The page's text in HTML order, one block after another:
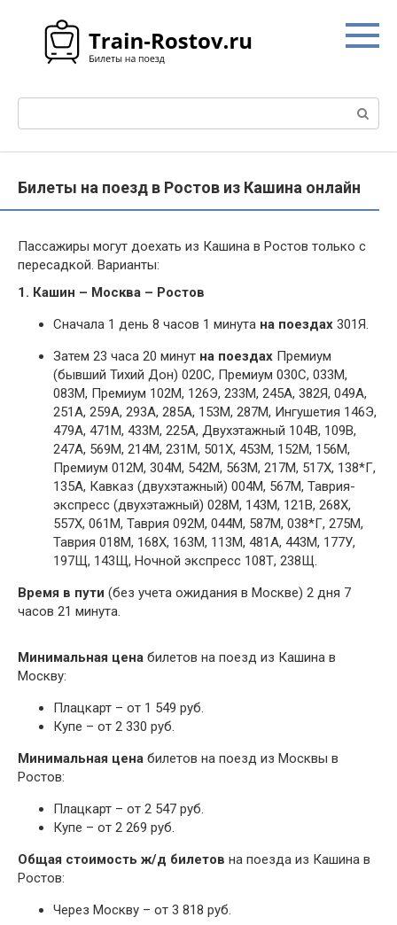
контенту
Билеты на поезд в Ростов из Кашина онлайн
Пассажиры могут доехать из Кашина в Ростов только с
пересадкой. Варианты:
1. Кашин – Москва – Ростов
Сначала 1 день 8 часов 1 минута на поездах 301Я.
Затем 23 часа 20 минут на поездах Премиум
(бывший Тихий Дон) 020С, Премиум 030С, 033М,
083М, Премиум 102М, 126Э, 233М, 245А, 382Я, 049А,
251А, 259А, 293А, 285А, 153М, 287М, Ингушетия 146Э,
479А, 471М, 433М, 225А, Двухэтажный 104В, 109В,
247А, 569М, 214М, 231М, 501Х, 453М, 152М, 156М,
Премиум 012М, 304М, 542М, 563М, 217М, 517Х, 138*Г,
135А, Кавказ (двухэтажный) 004М, 567М, Таврия-
экспресс (двухэтажный) 028М, 143М, 121В, 268Х,
557Х, 061М, Таврия 092М, 044М, 587М, 038*Г, 275М,
Таврия 018М, 168Х, 163М, 113М, 481А, 443М, 177У,
197Щ, 143Щ, Ночной экспресс 108Т, 238Щ.
Время в пути (без учета ожидания в Москве) 2 дня 7
часов 21 минута.
Минимальная цена билетов на поезд из Кашина в
Москву:
Плацкарт – от 1 549 руб.
Купе – от 2 330 руб.
Минимальная цена билетов на поезд из Москвы в
Ростов:
Плацкарт – от 2 547 руб.
Купе – от 2 269 руб.
Общая стоимость ж/д билетов на поезда из Кашина в
Ростов:
Через Москву – от 3 818 руб.